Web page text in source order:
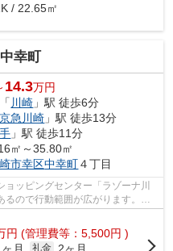
/ 22.65㎡
幸町
14.3万円
「 川崎 」駅 徒歩6分
京急川崎 」駅 徒歩13分
」駅 徒歩11分
㎡～35.80㎡
市幸区中幸町４丁目
ッピングセンター「ラゾーナ川
るので行動範囲が広がります。外
円 (管理費等：5,500円 )
月 礼金
2ヶ月